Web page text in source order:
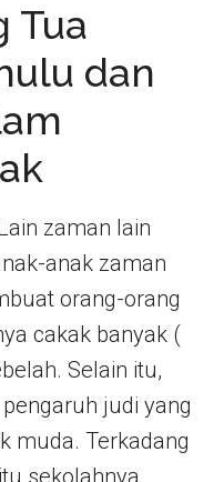
Tua
dan
zaman lain
anak zaman
orang-orang
cakak banyak (
Selain itu,
judi yang
muda. Terkadang
sekolahnya